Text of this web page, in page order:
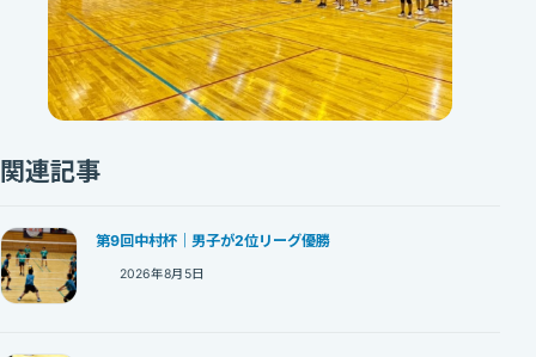
関連記事
第9回中村杯｜男子が2位リーグ優勝
2026年8月5日